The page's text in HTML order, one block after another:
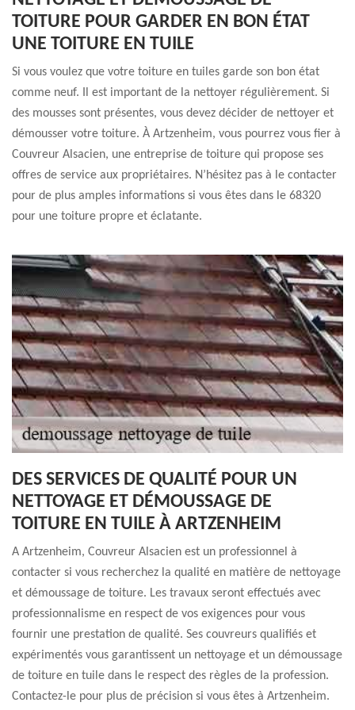
TOITURE POUR GARDER EN BON ÉTAT
UNE TOITURE EN TUILE
Si vous voulez que votre toiture en tuiles garde son bon état
comme neuf. Il est important de la nettoyer régulièrement. Si
des mousses sont présentes, vous devez décider de nettoyer et
démousser votre toiture. À Artzenheim, vous pourrez vous fier à
Couvreur Alsacien, une entreprise de toiture qui propose ses
offres de service aux propriétaires. N’hésitez pas à le contacter
pour de plus amples informations si vous êtes dans le 68320
pour une toiture propre et éclatante.
DES SERVICES DE QUALITÉ POUR UN
NETTOYAGE ET DÉMOUSSAGE DE
TOITURE EN TUILE À ARTZENHEIM
A Artzenheim, Couvreur Alsacien est un professionnel à
contacter si vous recherchez la qualité en matière de nettoyage
et démoussage de toiture. Les travaux seront effectués avec
professionnalisme en respect de vos exigences pour vous
fournir une prestation de qualité. Ses couvreurs qualifiés et
expérimentés vous garantissent un nettoyage et un démoussage
de toiture en tuile dans le respect des règles de la profession.
Contactez-le pour plus de précision si vous êtes à Artzenheim.